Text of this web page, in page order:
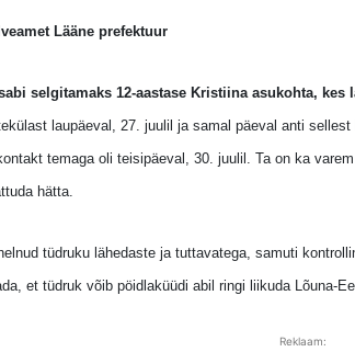
Lääne prefektuur
selgitamaks 12-aastase Kristiina asukohta,
laupäeval, 27. juulil ja samal päeval anti
temaga oli teisipäeval, 30. juulil. Ta on ka
hätta.
tüdruku lähedaste ja tuttavatega, samuti
et tüdruk võib pöidlaküüdi abil ringi liikuda Lõuna-
Reklaam: